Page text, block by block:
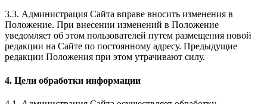
3.3. Администрация Сайта вправе вносить изменения в
Положение. При внесении изменений в Положение
уведомляет об этом пользователей путем размещения новой
редакции на Сайте по постоянному адресу. Предыдущие
редакции Положения при этом утрачивают силу.
4. Цели обработки информации